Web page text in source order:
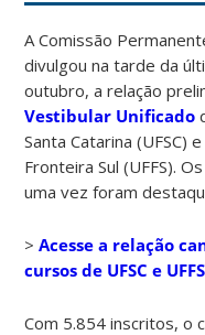
A Comissão
divulgou na tarde da
outubro, a relação
Vestibular Unificado
Santa Catarina (UFSC)
Fronteira Sul (UFFS).
uma vez foram
>Acesse a relação
cursos de UFSC e UFFS
Com 5.854 inscritos, o